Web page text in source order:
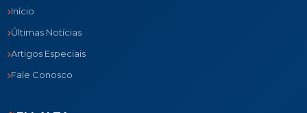
Início
Últimas Notícias
Artigos Especiais
Fale Conosco